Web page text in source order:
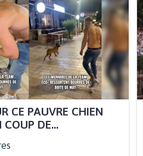
CE PAUVRE CHIEN
COUP DE...